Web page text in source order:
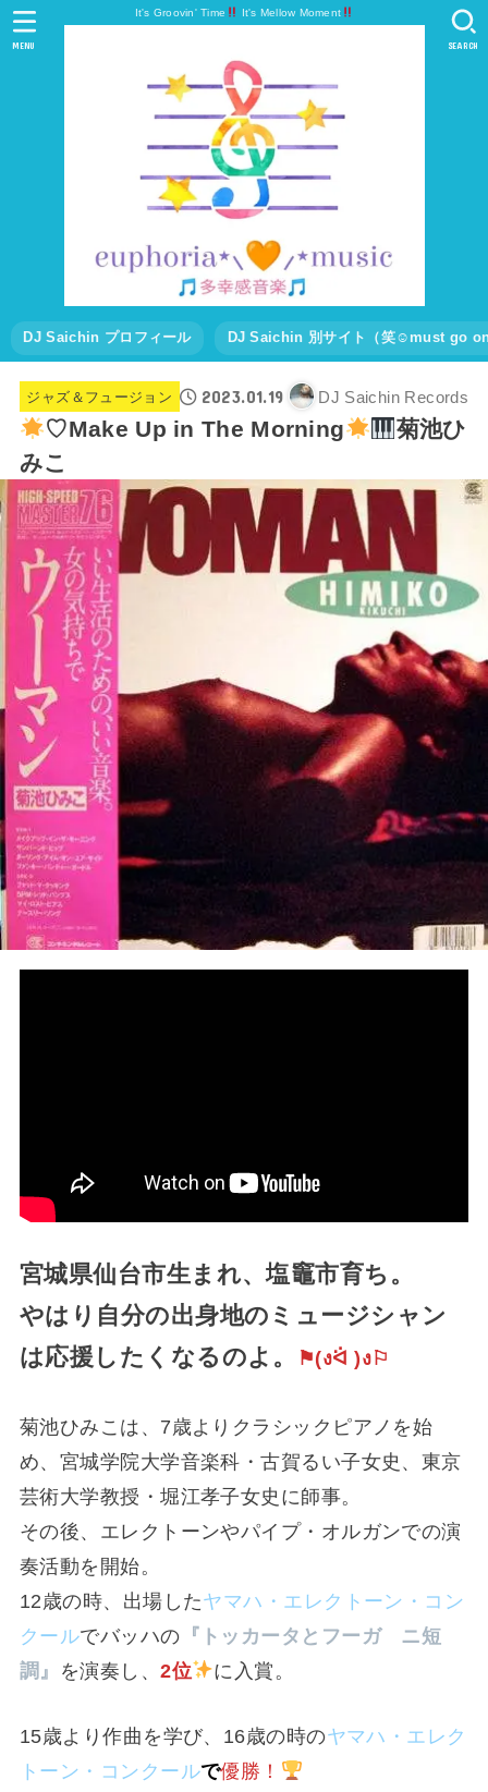
It's Groovin' Time It's Mellow Moment
DJ Saichin プロフィール DJ Saichin 別サイト（笑☺must go
SEARCH
MENU
ジャズ＆フュージョン 2023.01.19 DJ Saichin Records
♡Make Up in The Morning
菊池ひ
みこ
宮城県仙台市生まれ、塩竈市育ち。
やはり自分の出身地のミュージシャン
は応援したくなるのよ。
⚑︎(งᐛ )ง⚐︎
菊池ひみこは、7歳よりクラシックピアノを始
め、宮城学院大学音楽科・古賀るい子女史、東京
芸術大学教授・堀江孝子女史に師事。
その後、エレクトーンやパイプ・オルガンでの演
奏活動を開始。
12歳の時、出場したヤマハ・エレクトーン・コン
クールでバッハの 『トッカータとフーガ ニ短
調』
を演奏し、2位 に入賞。
15歳より作曲を学び、16歳の時のヤマハ・エレク
トーン・コンクールで優勝！